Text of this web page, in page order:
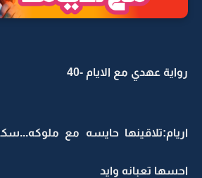
رواية عهدي مع الايام -40
اريام:تلاقينها حايسه مع
احسها تعبانه وايد